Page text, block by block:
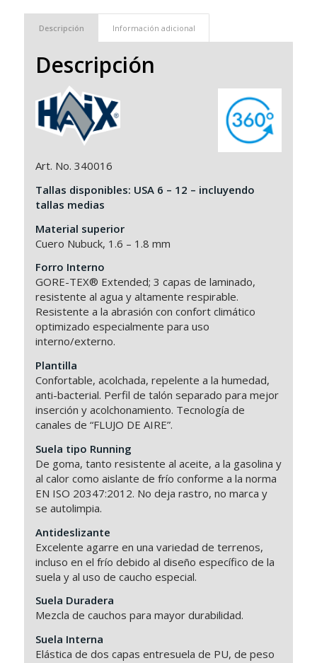
Descripción Información adicional
Descripción
Art. No. 340016
Tallas disponibles: USA 6 – 1 2 – incluyendo
tallas medias
Material superior
Cuero Nubuck, 1.6 – 1.8 mm
Forro Interno
GORE-TEX® Extended; 3 capas de laminado,
resistente al agua y altamente respirable.
Resistente a la abrasión con confort climático
optimizado especialmente para uso
interno/externo.
Plantilla
Confortable, acolchada, repelente a la humedad,
anti-bacterial. Perfil de talón separado para mejor
inserción y acolchonamiento. Tecnología de
canales de “FLUJO DE AIRE”.
Suela tipo Running
De goma, tanto resistente al aceite, a la gasolina y
al calor como aislante de frío conforme a la norma
EN ISO 20347:2012. No deja rastro, no marca y
se autolimpia.
Antideslizante
Excelente agarre en una variedad de terrenos,
incluso en el frío debido al diseño específico de la
suela y al uso de caucho especial.
Suela Duradera
Mezcla de cauchos para mayor durabilidad.
Suela Interna
Elástica de dos capas entresuela de PU, de peso